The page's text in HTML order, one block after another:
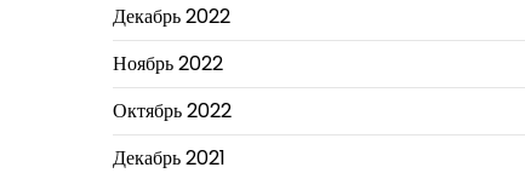
Декабрь 2022
Ноябрь 2022
Октябрь 2022
Декабрь 2021